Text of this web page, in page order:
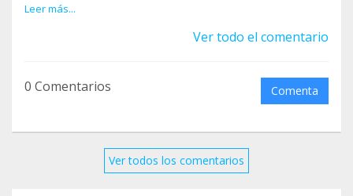
acogida para niños enfermos de Cáncer infantil.
http://fundacionalbaperez.org/unete
Leer más...
Ver todo el comentario
0 Comentarios Comenta
Ver todos los comentarios